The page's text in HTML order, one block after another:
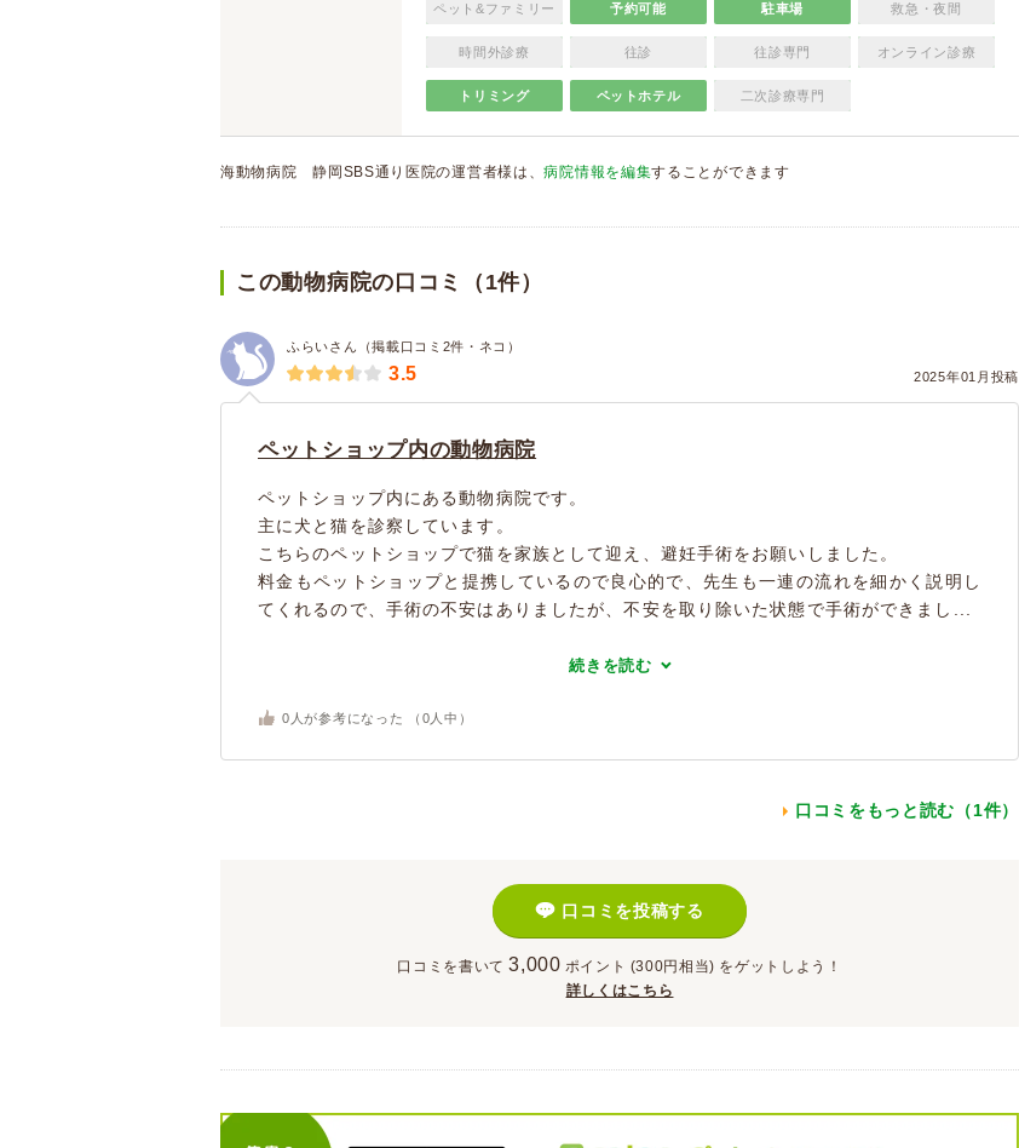
ペット&ファミリー 予約可能 駐車場 救急・夜間
時間外診療 往診 往診専門 オンライン診療
トリミング ペットホテル 二次診療専門
海動物病院 静岡SBS通り医院の運営者様は、病院情報を編集することができます
この動物病院の口コミ（1件）
ふらいさん（掲載口コミ2件・ネコ）
2025年01月投稿
3.5
ペットショップ内の動物病院
ペットショップ内にある動物病院です。
主に犬と猫を診察しています。
こちらのペットショップで猫を家族として迎え、避妊手術をお願いしました。
料金もペットショップと提携しているので良心的で、先生も一連の流れを細かく説明し
てくれるので、手術の不安はありましたが、不安を取り除いた状態で手術ができまし...
続きを読む
0 人が参考になった （ 0 人中）
口コミをもっと読む（1件）
口コミを投稿する
口コミを書いて 3,000 ポイント (300円相当) をゲットしよう！
詳しくはこちら